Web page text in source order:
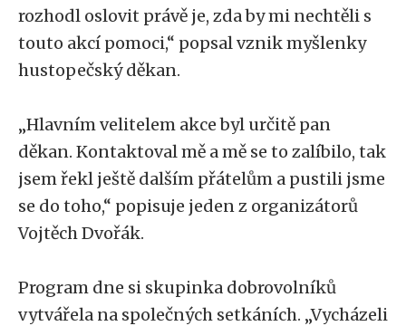
rozhodl oslovit právě je, zda by mi nechtěli s
touto akcí pomoci,“ popsal vznik myšlenky
hustopečský děkan.
„Hlavním velitelem akce byl určitě pan
děkan. Kontaktoval mě a mě se to zalíbilo, tak
jsem řekl ještě dalším přátelům a pustili jsme
se do toho,“ popisuje jeden z organizátorů
Vojtěch Dvořák.
Program dne si skupinka dobrovolníků
vytvářela na společných setkáních. „Vycházeli